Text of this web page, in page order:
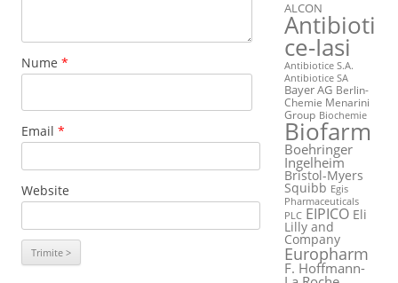
Nume *
Email *
Website
ALCON
Antibioti
ce-Iasi
Antibiotice S.A.
Antibiotice SA
Bayer AG Berlin-
Chemie Menarini
Group Biochemie
Biofarm
Boehringer
Ingelheim
Bristol-Myers
Squibb Egis
Pharmaceuticals
PLC EIPICO Eli
Lilly and
Company
Europharm
F. Hoffmann-